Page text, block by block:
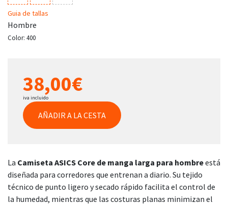
Guia de tallas
Hombre
Color: 400
38,00€
iva incluido
AÑADIR A LA CESTA
La Camiseta ASICS Core de manga larga para hombreestá
diseñada para corredores que entrenan a diario. Su tejido
técnico de punto ligero y secado rápido facilita el control de
la humedad, mientras que las costuras planas minimizan el